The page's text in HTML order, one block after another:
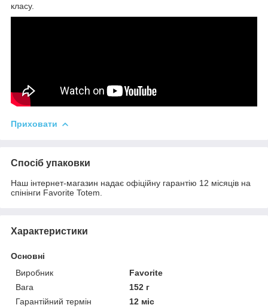
класу.
Приховати
Спосіб упаковки
Наш інтернет-магазин надає офіційну гарантію 12 місяців на
спінінги Favorite Totem.
Характеристики
Основні
Виробник
Favorite
Вага
152 г
Гарантійний термін
12 міс